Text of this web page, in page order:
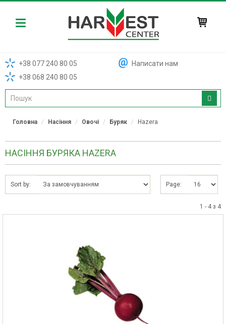
Harvest
+38 077 240 80 05
+38 068 240 80 05
Написати нам
Головна Насіння Овочі Буряк Hazera
НАСІННЯ БУРЯКА HAZERA
Sort by: Page:
1 - 4 з 4